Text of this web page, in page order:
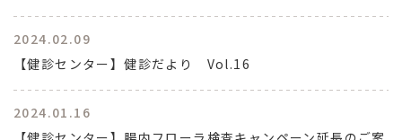
2024.02.09
【健診センター】健診だより Vol.16
2024.01.16